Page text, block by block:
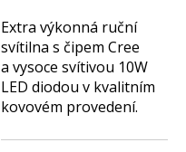
Extra výkonná ruční
svítilna s čipem Cree
a vysoce svítivou 10W
LED diodou v kvalitním
kovovém provedení.